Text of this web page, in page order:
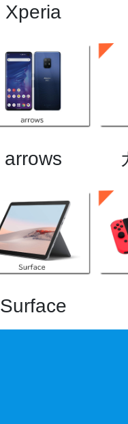
Xperia
arrows
Surface